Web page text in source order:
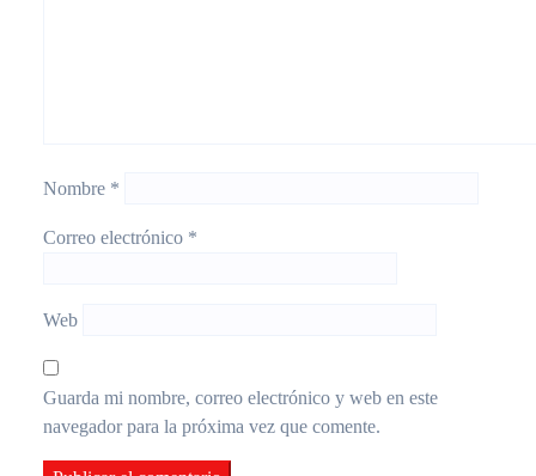
Nombre *
Correo electrónico *
Web
Guarda mi nombre, correo electrónico y web en este
navegador para la próxima vez que comente.